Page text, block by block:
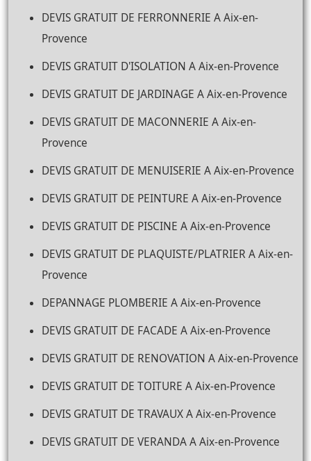
DEVIS GRATUIT DE FERRONNERIE A Aix-en-
Provence
DEVIS GRATUIT D'ISOLATION A Aix-en-Provence
DEVIS GRATUIT DE JARDINAGE A Aix-en-Provence
DEVIS GRATUIT DE MACONNERIE A Aix-en-
Provence
DEVIS GRATUIT DE MENUISERIE A Aix-en-Provence
DEVIS GRATUIT DE PEINTURE A Aix-en-Provence
DEVIS GRATUIT DE PISCINE A Aix-en-Provence
DEVIS GRATUIT DE PLAQUISTE/PLATRIER A Aix-en-
Provence
DEPANNAGE PLOMBERIE A Aix-en-Provence
DEVIS GRATUIT DE FACADE A Aix-en-Provence
DEVIS GRATUIT DE RENOVATION A Aix-en-Provence
DEVIS GRATUIT DE TOITURE A Aix-en-Provence
DEVIS GRATUIT DE TRAVAUX A Aix-en-Provence
DEVIS GRATUIT DE VERANDA A Aix-en-Provence